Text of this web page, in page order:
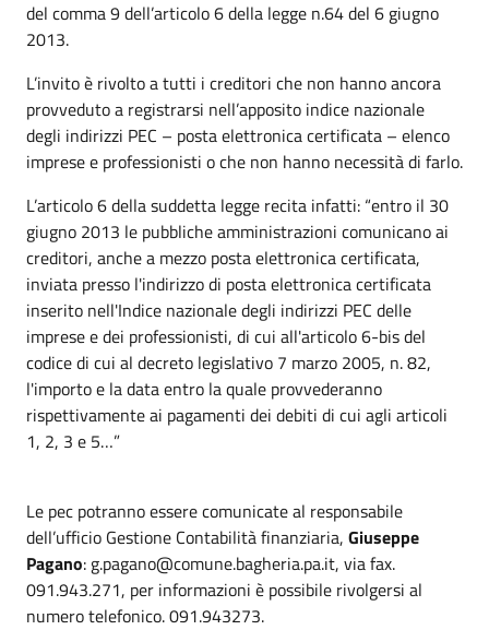
del comma 9 dell’articolo 6 della legge n.64 del 6 giugno
2013.
L’invito è rivolto a tutti i creditori che non hanno ancora
provveduto a registrarsi nell’apposito indice nazionale
degli indirizzi PEC – posta elettronica certificata – elenco
imprese e professionisti o che non hanno necessità di farlo.
L’articolo 6 della suddetta legge recita infatti: “entro il 30
giugno 2013 le pubbliche amministrazioni comunicano ai
creditori, anche a mezzo posta elettronica certificata,
inviata presso l'indirizzo di posta elettronica certificata
inserito nell'Indice nazionale degli indirizzi PEC delle
imprese e dei professionisti, di cui all'articolo 6-bis del
codice di cui al decreto legislativo 7 marzo 2005, n. 82,
l'importo e la data entro la quale provvederanno
rispettivamente ai pagamenti dei debiti di cui agli articoli
1, 2, 3 e 5…”
Le pec potranno essere comunicate al responsabile
dell’ufficio Gestione Contabilità finanziaria, Giuseppe
Pagano: g.pagano@comune.bagheria.pa.it, via fax.
091.943.271, per informazioni è possibile rivolgersi al
numero telefonico. 091.943273.